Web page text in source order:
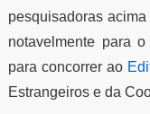
pesquisadoras
notavelmente para
para concorrer ao
Estrangeiros e da